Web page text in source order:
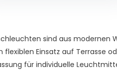
sind aus
flexiblen Einsatz auf Terrasse
für individuelle